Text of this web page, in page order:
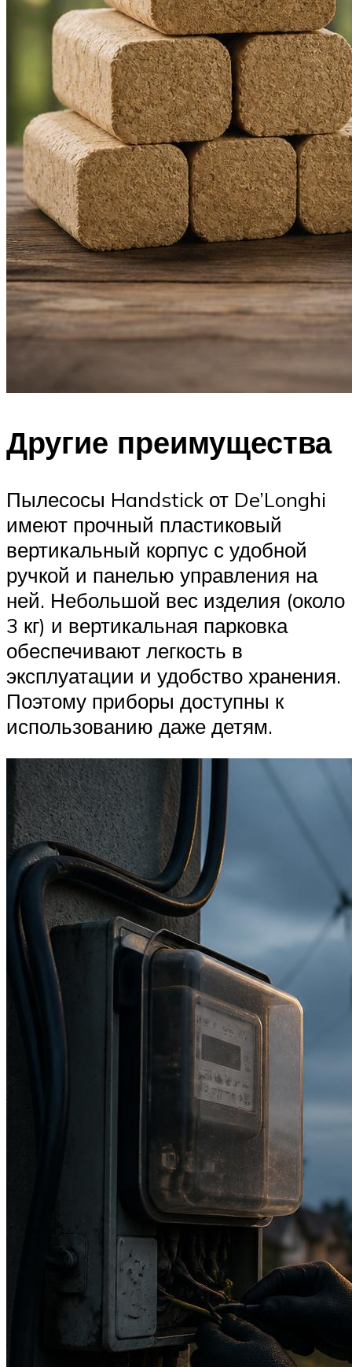
Другие преимущества
Пылесосы Handstick от De’Longhi
имеют прочный пластиковый
вертикальный корпус с удобной
ручкой и панелью управления на
ней. Небольшой вес изделия (около
3 кг) и вертикальная парковка
обеспечивают легкость в
эксплуатации и удобство хранения.
Поэтому приборы доступны к
использованию даже детям.